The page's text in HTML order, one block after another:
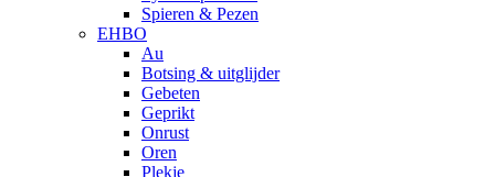
Spieren & Pezen
EHBO
Au
Botsing & uitglijder
Gebeten
Geprikt
Onrust
Oren
Plekje